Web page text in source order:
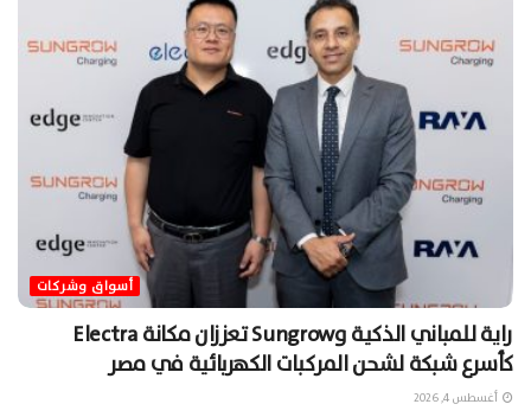
أسواق وشركات
راية للمباني الذكية وSungrow تعززان مكانة Electra
كأسرع شبكة لشحن المركبات الكهربائية في مصر
أغسطس 4, 2026